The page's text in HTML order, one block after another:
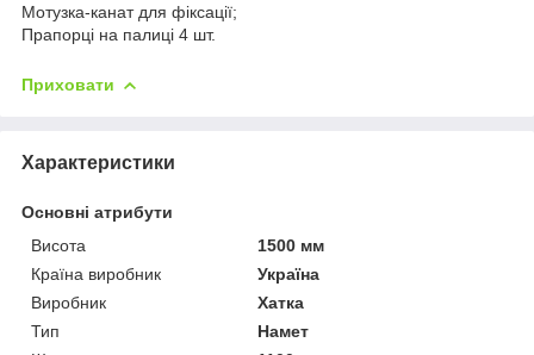
Мотузка-канат для фіксації;
Прапорці на палиці 4 шт.
Приховати
Характеристики
Основні атрибути
Висота
1500 мм
Країна виробник
Україна
Виробник
Хатка
Тип
Намет